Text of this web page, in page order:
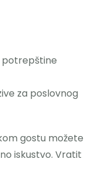
potrepštine
za poslovnog
gostu možete
iskustvo. Vratit